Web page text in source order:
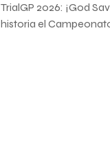
TrialGP 2026: ¡God
historia el